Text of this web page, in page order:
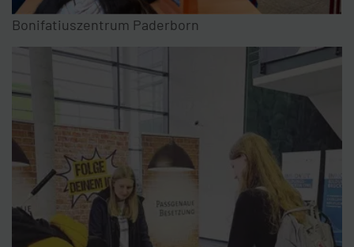
Bonifatiuszentrum Paderborn